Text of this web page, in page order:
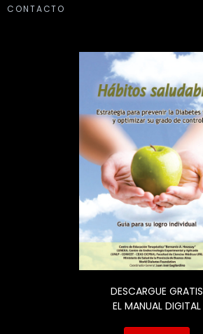
CONTACTO
DESCARGUE GRATIS
EL MANUAL DIGITAL